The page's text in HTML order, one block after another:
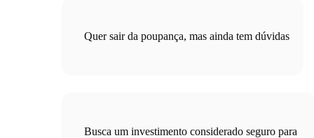
Quer sair da poupança, mas ainda tem dúvidas
Busca um investimento considerado seguro para